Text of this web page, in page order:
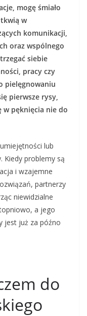
mogę śmiało
w
komunikacji,
oraz wspólnego
siebie
pracy czy
pielęgnowaniu
pierwsze rysy,
w pęknięcia nie do
lub
Kiedy problemy są
i wzajemne
partnerzy
niewidzialne
a jego
jest już za późno
do